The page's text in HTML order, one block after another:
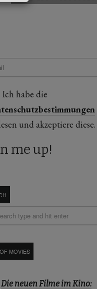
Ich habe die
und akzeptiere diese.
MOVIES
Die neuen Filme im Kino: